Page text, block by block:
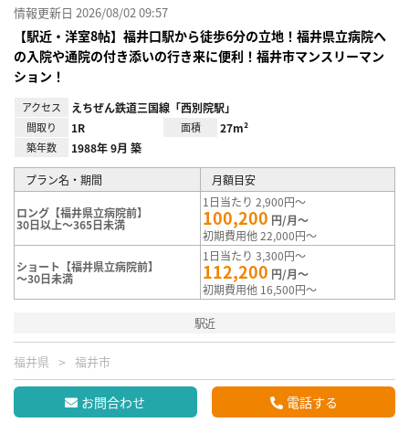
情報更新日 2026/08/02 09:57
【駅近・洋室8帖】福井口駅から徒歩6分の立地！福井県立病院へ
の入院や通院の付き添いの行き来に便利！福井市マンスリーマン
ション！
アクセス えちぜん鉄道三国線「西別院駅」
間取り 1R 面積 27m²
築年数 1988年 9月 築
プラン名・期間 月額目安
ロング【福井県立病院前】
30日以上～365日未満
1日当たり 2,900円～
100,200 円/月～
初期費用他 22,000円～
ショート【福井県立病院前】
～30日未満
1日当たり 3,300円～
112,200 円/月～
初期費用他 16,500円～
駅近
福井県 福井市
お問合わせ 電話する